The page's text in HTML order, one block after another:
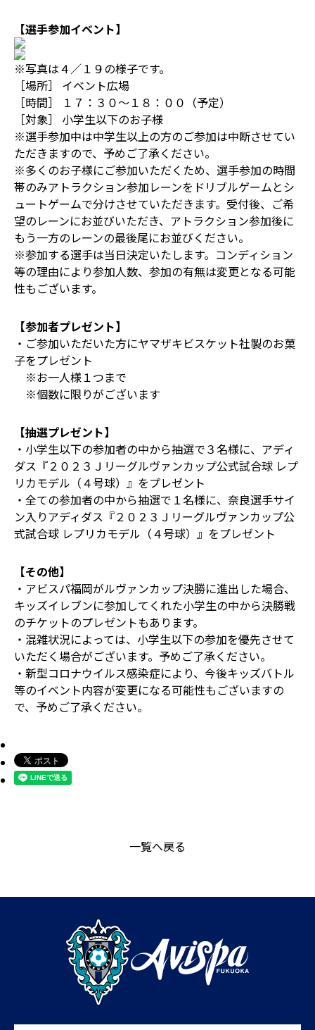
【選手参加イベント】
※写真は４／１９の様子です。
［場所］ イベント広場
［時間］ １７：３０～１８：００（予定）
［対象］ 小学生以下のお子様
※選手参加中は中学生以上の方のご参加は中断させてい
ただきますので、予めご了承ください。
※多くのお子様にご参加いただくため、選手参加の時間
帯のみアトラクション参加レーンをドリブルゲームとシ
ュートゲームで分けさせていただきます。受付後、ご希
望のレーンにお並びいただき、アトラクション参加後に
もう一方のレーンの最後尾にお並びください。
※参加する選手は当日決定いたします。コンディション
等の理由により参加人数、参加の有無は変更となる可能
性もございます。
【参加者プレゼント】
・ご参加いただいた方にヤマザキビスケット社製のお菓
子をプレゼント
※お一人様１つまで
※個数に限りがございます
【抽選プレゼント】
・小学生以下の参加者の中から抽選で３名様に、アディ
ダス『２０２３Ｊリーグルヴァンカップ公式試合球 レプ
リカモデル（４号球）』をプレゼント
・全ての参加者の中から抽選で１名様に、奈良選手サイ
ン入りアディダス『２０２３Ｊリーグルヴァンカップ公
式試合球 レプリカモデル（４号球）』をプレゼント
【その他】
・アビスパ福岡がルヴァンカップ決勝に進出した場合、
キッズイレブンに参加してくれた小学生の中から決勝戦
のチケットのプレゼントもあります。
・混雑状況によっては、小学生以下の参加を優先させて
いただく場合がございます。予めご了承ください。
・新型コロナウイルス感染症により、今後キッズバトル
等のイベント内容が変更になる可能性もございますの
で、予めご了承ください。
一覧へ戻る